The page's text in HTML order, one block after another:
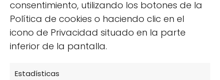
consentimiento, utilizando los botones de la
Política de cookies o haciendo clic en el
icono de Privacidad situado en la parte
inferior de la pantalla.
Estadísticas
Perfectos para los amantes del
chocolate, estos cereales son una
excelente opción de desayuno.
y ligeros, ideales para acompañar con